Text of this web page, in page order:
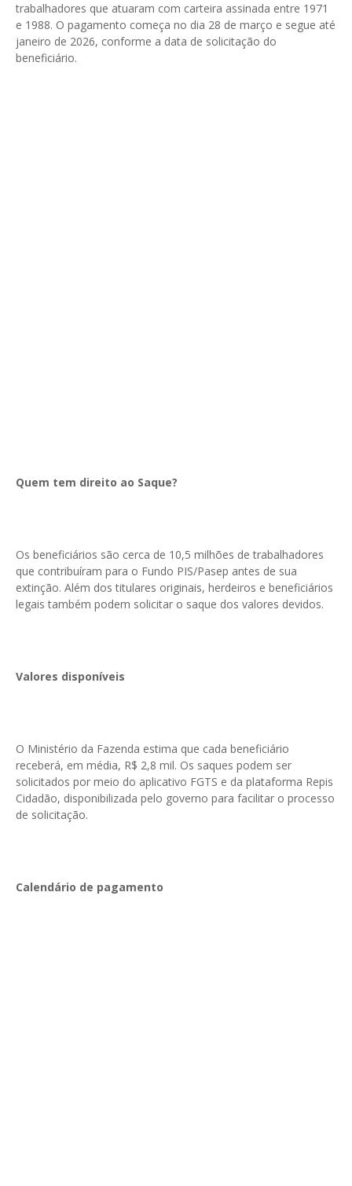
trabalhadores que atuaram com carteira assinada entre 1971
e 1988. O pagamento começa no dia 28 de março e segue até
janeiro de 2026, conforme a data de solicitação do
beneficiário.
Quem tem direito ao Saque?
Os beneficiários são cerca de 10,5 milhões de trabalhadores
que contribuíram para o Fundo PIS/Pasep antes de sua
extinção. Além dos titulares originais, herdeiros e beneficiários
legais também podem solicitar o saque dos valores devidos.
Valores disponíveis
O Ministério da Fazenda estima que cada beneficiário
receberá, em média, R$ 2,8 mil. Os saques podem ser
solicitados por meio do aplicativo FGTS e da plataforma Repis
Cidadão, disponibilizada pelo governo para facilitar o processo
de solicitação.
Calendário de pagamento